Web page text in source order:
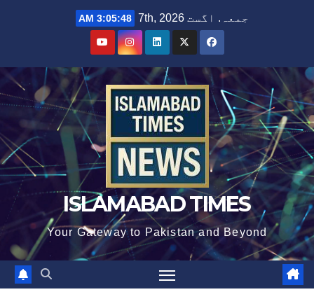
جمعہ. اگست 7th, 2026 3:05:48 AM
ISLAMABAD TIMES
Your Gateway to Pakistan and Beyond